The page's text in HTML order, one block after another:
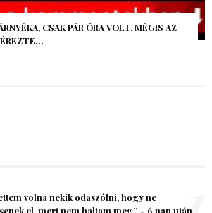
CSAK PÁR ÓRA VOLT, MÉGIS AZ
volna nekik odaszólni, hogy ne
1